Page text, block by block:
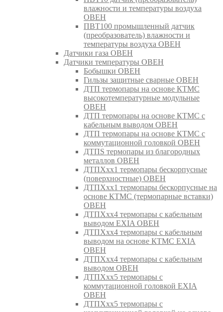
влажности и температуры воздуха
ОВЕН
ПВТ100 промышленный датчик
(преобразователь) влажности и
температуры воздуха ОВЕН
Датчики газа ОВЕН
Датчики температуры ОВЕН
Бобышки ОВЕН
Гильзы защитные сварные ОВЕН
ДТП термопары на основе КТМС
высокотемпературные модульные
ОВЕН
ДТП термопары на основе КТМС с
кабельным выводом ОВЕН
ДТП термопары на основе КТМС с
коммутационной головкой ОВЕН
ДТПS термопары из благородных
металлов ОВЕН
ДТПХхх1 термопары бескорпусные
(поверхностные) ОВЕН
ДТПХхх1 термопары бескорпусные на
основе КТМС (термопарные вставки)
ОВЕН
ДТПХхх4 термопары с кабельным
выводом EXIA ОВЕН
ДТПХхх4 термопары с кабельным
выводом на основе КТМС EXIA
ОВЕН
ДТПХхх4 термопары с кабельным
выводом ОВЕН
ДТПХхх5 термопары с
коммутационной головкой EXIA
ОВЕН
ДТПХхх5 термопары с